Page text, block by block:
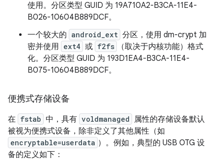
使用。分区类型 GUID 为 19A710A2-B3CA-11E4-
B026-10604B889DCF。
一个较大的 android_ext 分区，使用 dm-crypt 加
密并使用 ext4 或 f2fs
（取决于内核功能）格式
化。分区类型 GUID 为 193D1EA4-B3CA-11E4-
B075-10604B889DCF。
便携式存储设备
在 fstab 中，具有 voldmanaged 属性的存储设备默认
被视为便携式设备，除非定义了其他属性（如
encryptable=userdata ）。例如，典型的 USB OTG 设
备的定义如下：